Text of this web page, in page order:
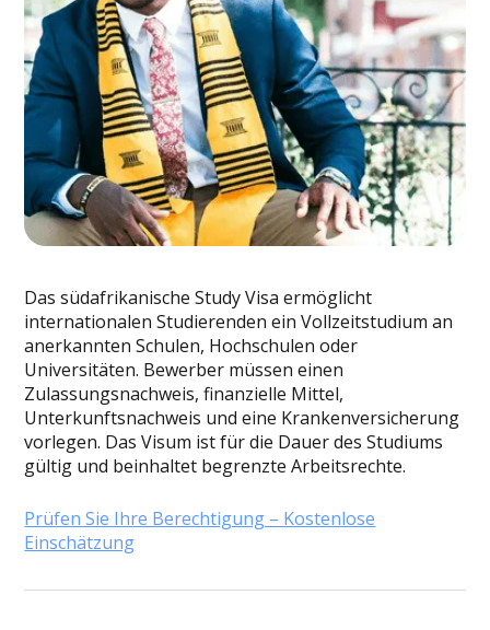
Das südafrikanische Study Visa ermöglicht
internationalen Studierenden ein Vollzeitstudium an
anerkannten Schulen, Hochschulen oder
Universitäten. Bewerber müssen einen
Zulassungsnachweis, finanzielle Mittel,
Unterkunftsnachweis und eine Krankenversicherung
vorlegen. Das Visum ist für die Dauer des Studiums
gültig und beinhaltet begrenzte Arbeitsrechte.
Prüfen Sie Ihre Berechtigung – Kostenlose
Einschätzung